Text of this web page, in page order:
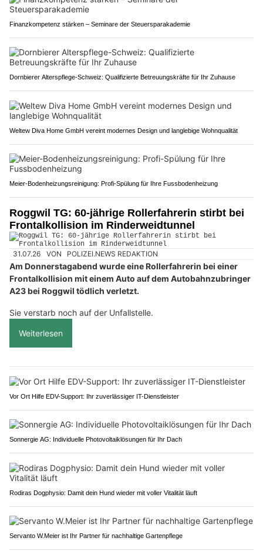
Finanzkompetenz stärken – Seminare der Steuersparakademie
Dornbierer Alterspflege-Schweiz: Qualifizierte Betreuungskräfte für Ihr Zuhause
Weltew Diva Home GmbH vereint modernes Design und langlebige Wohnqualität
Meier-Bodenheizungsreinigung: Profi-Spülung für Ihre Fussbodenheizung
Roggwil TG: 60-jährige Rollerfahrerin stirbt bei
Frontalkollision im Rinderweidtunnel
31.07.26 VON POLIZEI.NEWS REDAKTION
Am Donnerstagabend wurde eine Rollerfahrerin bei einer
Frontalkollision mit einem Auto auf dem Autobahnzubringer
A23 bei Roggwil tödlich verletzt.
Sie verstarb noch auf der Unfallstelle.
Weiterlesen
Vor Ort Hilfe EDV-Support: Ihr zuverlässiger IT-Dienstleister
Sonnergie AG: Individuelle Photovoltaiklösungen für Ihr Dach
Rodiras Dogphysio: Damit dein Hund wieder mit voller Vitalität läuft
Servanto W.Meier ist Ihr Partner für nachhaltige Gartenpflege